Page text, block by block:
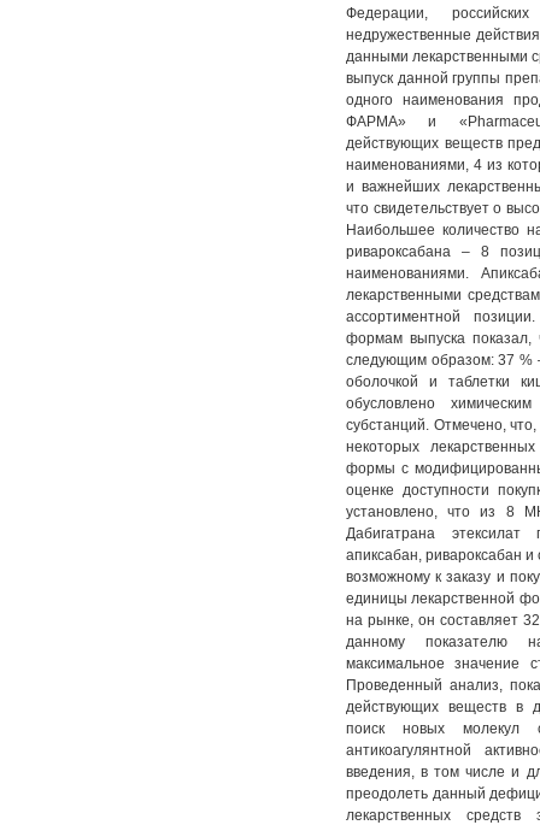
Федерации,
недружественные
данными лекарственными
выпуск данной группы
одного наименования
ФАРМА» и
действующих веществ
наименованиями, 4 из
и важнейших
что свидетельствует о
Наибольшее количество
ривароксабана – 8
наименованиями.
лекарственными
ассортиментной
формам выпуска показал,
следующим образом: 37 %
оболочкой и таблетки
обусловлено
субстанций. Отмечено,
некоторых
формы с
оценке доступности
установлено, что из 8
Дабигатрана
апиксабан, ривароксабан
возможному к заказу и
единицы лекарственной
на рынке, он составляет
данному показателю
максимальное значение
Проведенный анализ,
действующих веществ в
поиск новых молекул
антикоагулянтной
введения, в том числе и
преодолеть данный
лекарственных средств